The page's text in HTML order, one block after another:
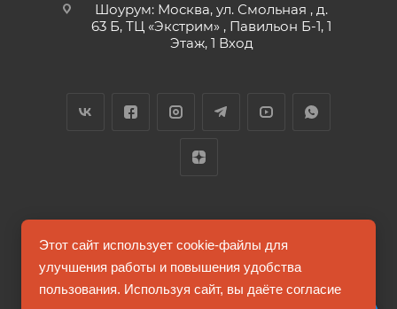
Шоурум: Москва, ул. Смольная , д.
63 Б, ТЦ «Экстрим» , Павильон Б-1, 1
Этаж, 1 Вход
2026 © FUTUMAG.RU
Этот сайт использует cookie-файлы для
улучшения работы и повышения удобства
пользования. Используя сайт, вы даёте согласие